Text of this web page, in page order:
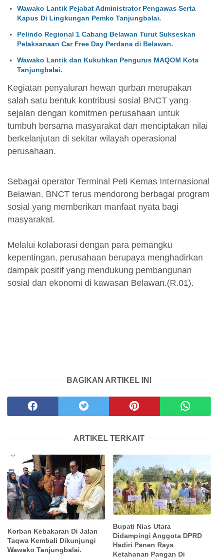
Wawako Lantik Pejabat Administrator Pengawas Serta
Kapus Di Lingkungan Pemko Tanjungbalai.
Pelindo Regional 1 Cabang Belawan Turut Sukseskan
Pelaksanaan Car Free Day Perdana di Belawan.
Wawako Lantik dan Kukuhkan Pengurus MAQOM Kota
Tanjungbalai.
Kegiatan penyaluran hewan qurban merupakan
salah satu bentuk kontribusi sosial BNCT yang
sejalan dengan komitmen perusahaan untuk
tumbuh bersama masyarakat dan menciptakan nilai
berkelanjutan di sekitar wilayah operasional
perusahaan.
Sebagai operator Terminal Peti Kemas Internasional
Belawan, BNCT terus mendorong berbagai program
sosial yang memberikan manfaat nyata bagi
masyarakat.
Melalui kolaborasi dengan para pemangku
kepentingan, perusahaan berupaya menghadirkan
dampak positif yang mendukung pembangunan
sosial dan ekonomi di kawasan Belawan.(R.01).
BAGIKAN ARTIKEL INI
ARTIKEL TERKAIT
Korban Kebakaran Di Jalan
Taqwa Kembali Dikunjungi
Wawako Tanjungbalai.
Bupati Nias Utara
Didampingi Anggota DPRD
Hadiri Panen Raya
Ketahanan Pangan Di